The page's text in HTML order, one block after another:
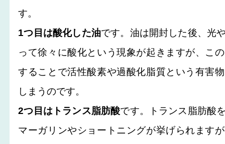
す。
1つ目は酸化した油です。油は開封した後、光
って徐々に酸化という現象が起きますが、こ
することで活性酸素や過酸化脂質という有害
しまうのです。
2つ目はトランス脂肪酸です。トランス脂肪酸
マーガリンやショートニングが挙げられます